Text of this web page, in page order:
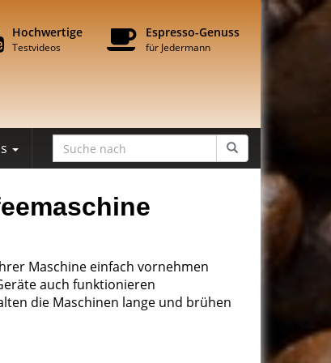
Hochwertige
Testvideos
Espresso-Genuss
für Jedermann
Maschine einfach vornehmen
auch funktionieren
die Maschinen lange und brühen